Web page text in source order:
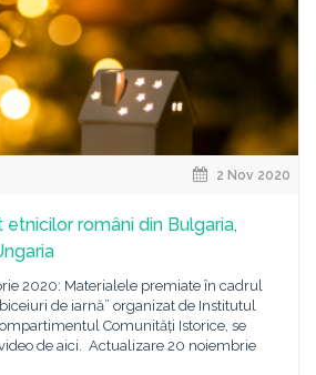
2 Nov 2020
etnicilor români din Bulgaria,
2020: Materialele premiate în cadrul
de iarnă” organizat de Institutul
Comunități Istorice, se
de aici. Actualizare 20 noiembrie